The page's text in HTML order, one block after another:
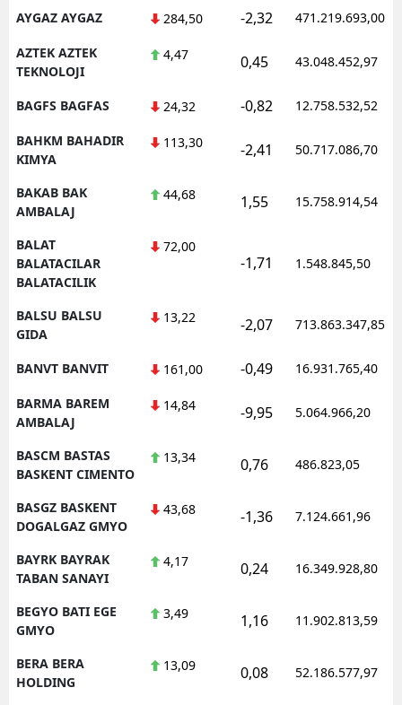
AYGAZ AYGAZ 284,50 -2,32 471.219.693,00
AZTEK AZTEK
TEKNOLOJI
4,47 0,45 43.048.452,97
BAGFS BAGFAS 24,32 -0,82 12.758.532,52
BAHKM BAHADIR
KIMYA
113,30 -2,41 50.717.086,70
BAKAB BAK
AMBALAJ
44,68 1,55 15.758.914,54
BALAT
BALATACILAR
BALATACILIK
72,00
-1,71 1.548.845,50
BALSU BALSU
GIDA
13,22 -2,07 713.863.347,85
BANVT BANVIT 161,00 -0,49 16.931.765,40
BARMA BAREM
AMBALAJ
14,84 -9,95 5.064.966,20
BASCM BASTAS
BASKENT CIMENTO
13,34 0,76 486.823,05
BASGZ BASKENT
DOGALGAZ GMYO
43,68 -1,36 7.124.661,96
BAYRK BAYRAK
TABAN SANAYI
4,17 0,24 16.349.928,80
BEGYO BATI EGE
GMYO
3,49 1,16 11.902.813,59
BERA BERA
HOLDING
13,09 0,08 52.186.577,97